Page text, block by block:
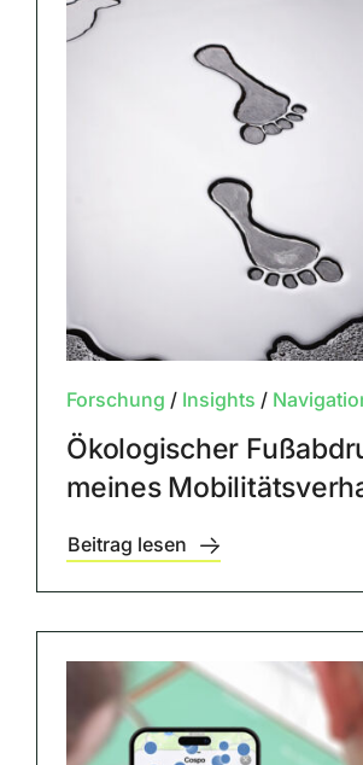
Forschung / Insights /
Ökologischer
meines
Beitrag lesen